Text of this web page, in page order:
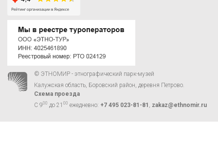
© ЭТНОМИР - этнографический парк-музей
Калужская область, Боровский район, деревня Петрово.
Схема проезда
С 900 до 21 00 ежедневно: +7 495 023-81-81 zakaz@ethnomir.ru